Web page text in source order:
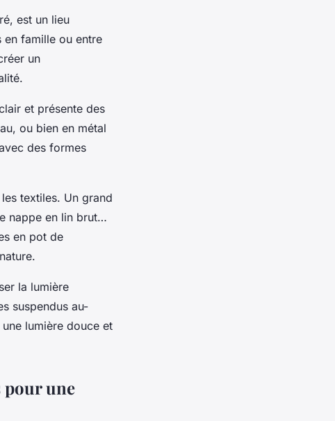
est un lieu
en famille ou entre
un
et présente des
ou bien en métal
des formes
textiles. Un grand
nappe en lin brut…
en pot de
la lumière
suspendus au-
lumière douce et
pour une